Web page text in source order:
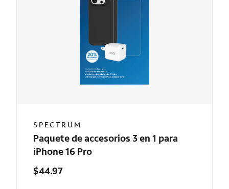
SPECTRUM
Paquete de accesorios 3 en 1 para
iPhone 16 Pro
$44.97